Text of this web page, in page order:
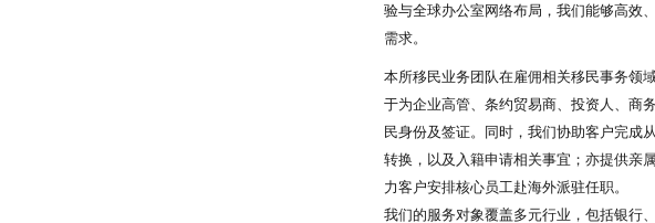
验与全球办公室网络布局，我们能够高效
需求。
本所移民业务团队在雇佣相关移民事务领
于为企业高管、条约贸易商、投资人、商
民身份及签证。同时，我们协助客户完成
转换，以及入籍申请相关事宜；亦提供亲
力客户安排核心员工赴海外派驻任职。
我们的服务对象覆盖多元行业，包括银行